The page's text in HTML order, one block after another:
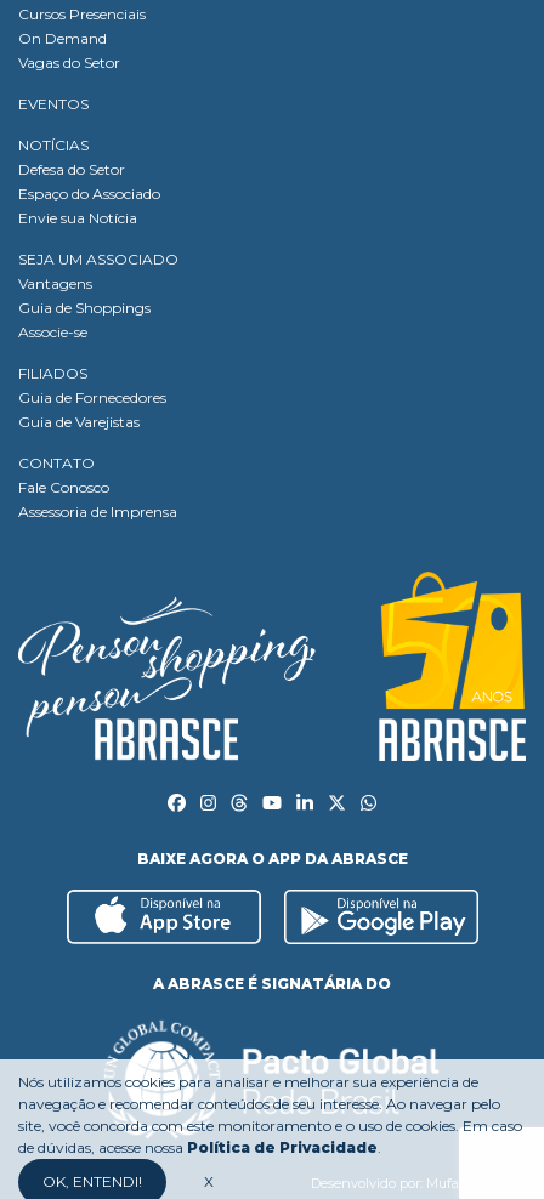
Cursos Presenciais
On Demand
Vagas do Setor
EVENTOS
NOTÍCIAS
Defesa do Setor
Espaço do Associado
Envie sua Notícia
SEJA UM ASSOCIADO
Vantagens
Guia de Shoppings
Associe-se
FILIADOS
Guia de Fornecedores
Guia de Varejistas
CONTATO
Fale Conosco
Assessoria de Imprensa
BAIXE AGORA O APP DA ABRASCE
A ABRASCE É SIGNATÁRIA DO
Desenvolvido por: Mufasa Agency
Nós utilizamos cookies para analisar e melhorar sua experiência de
navegação e recomendar conteúdos de seu interesse. Ao navegar pelo
site, você concorda com este monitoramento e o uso de cookies. Em caso
de dúvidas, acesse nossa Política de Privacidade.
OK, ENTENDI!
X